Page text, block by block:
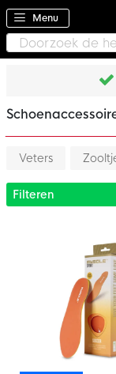
Menu
Veters
Filteren